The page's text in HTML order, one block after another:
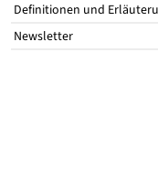
Definitionen und
Newsletter